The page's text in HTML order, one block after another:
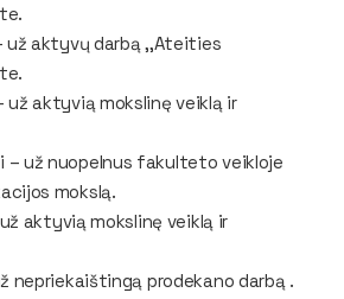
už aktyvų darbą ,,Ateities
už aktyvią mokslinę veiklą ir
– už nuopelnus fakulteto veikloje
mokslą.
aktyvią mokslinę veiklą ir
nepriekaištingą prodekano darbą .